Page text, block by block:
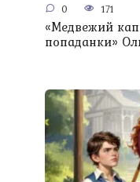
0 171
«Медвежий
попаданки»